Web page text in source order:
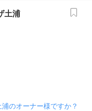
土浦
のオーナー様ですか？